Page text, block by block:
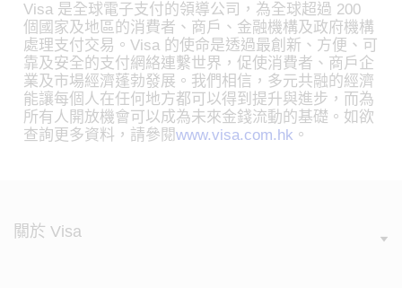
Visa 是全球電子支付的領導公司，為全球超過 200
個國家及地區的消費者、商戶、金融機構及政府機構
處理支付交易。Visa 的使命是透過最創新、方便、可
靠及安全的支付網絡連繫世界，促使消費者、商戶企
業及市場經濟蓬勃發展。我們相信，多元共融的經濟
能讓每個人在任何地方都可以得到提升與進步，而為
所有人開放機會可以成為未來金錢流動的基礎。如欲
查詢更多資料，請參閱www.visa.com.hk 。
關於 Visa